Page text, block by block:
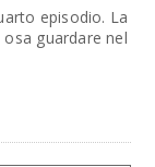
episodio. La
guardare nel